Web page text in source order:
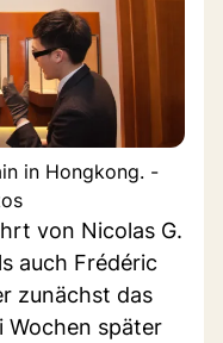
in Hongkong. -
von Nicolas G.
auch Frédéric
zunächst das
Wochen später